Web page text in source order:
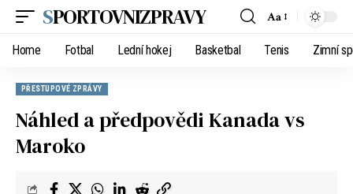
SPORTOVNIZPRAVY Aa
Home Fotbal Lední hokej Basketbal Tenis Zimní
PŘESTUPOVÉ ZPRÁVY
Náhled a předpovědi Kanada vs
Maroko